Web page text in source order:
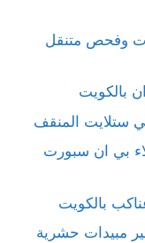
وفحص متنقل
بالكويت
بي ان سبورت
بالكويت
مبيدات حشرية